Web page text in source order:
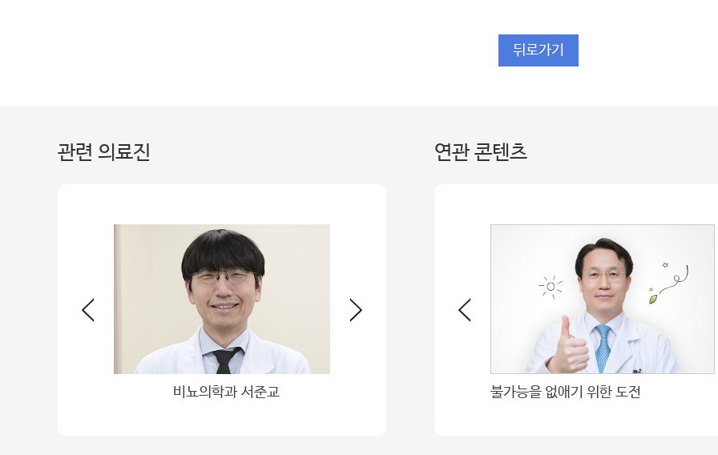
뒤로가기
관련 의료진
비뇨의학과 서준교
연관 콘텐츠
불가능을 없애기 위한 도전